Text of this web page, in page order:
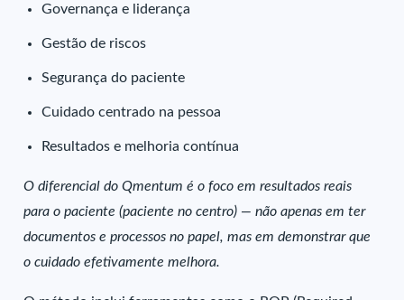
Governança e liderança
Gestão de riscos
Segurança do paciente
Cuidado centrado na pessoa
Resultados e melhoria contínua
O diferencial do Qmentum é o foco em resultados reais
para o paciente (paciente no centro) — não apenas em ter
documentos e processos no papel, mas em demonstrar que
o cuidado efetivamente melhora.